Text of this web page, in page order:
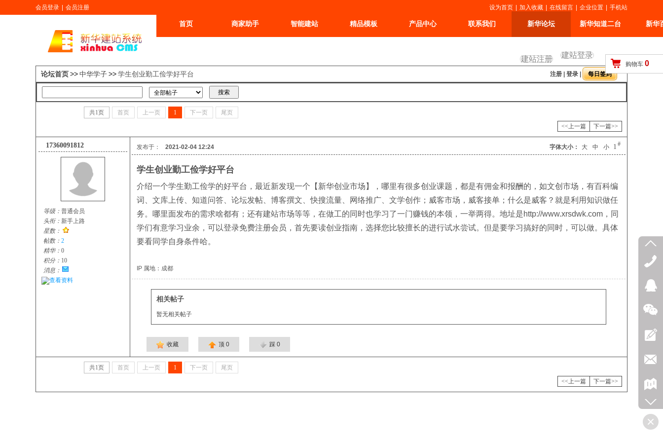
建站注册 建站登录
购物车 0
首页 商家助手 智能建站 精品模板 产品中心 联系我们 新华论坛 新华知道二台 新华
会员登录 会员注册 设为首页 加入收藏 在线留言 企业位置 手机站
论坛首页>>中华学子>>学生创业勤工俭学好平台 注册 登录
共1页 首页 上一页 1 下一页
尾页
<<上一篇
下一篇>>
17360091812
等级： 普通会员
头衔： 新手上路
星数：
帖数： 2
精华： 0
积分： 10
消息：
查看资料
发布于： 2021-02-04 12:24 字体大小： 大 中 小 1 #
学生创业勤工俭学好平台
介绍一个学生勤工俭学的好平台，最近新发现一个【新华创业市场】，哪里有很多创业课题，都是有佣金和报酬的，如文创市场，有百科编
词、文库上传、知道问答、论坛发帖、博客撰文、快搜流量、网络推广、文学创作；威客市场，威客接单；什么是威客？就是利用知识做任
务。哪里面发布的需求啥都有；还有建站市场等等，在做工的同时也学习了一门赚钱的本领，一举两得。地址是http://www.xrsdwk.com，同
学们有意学习业余，可以登录免费注册会员，首先要读创业指南，选择您比较擅长的进行试水尝试。但是要学习搞好的同时，可以做。具体
要看同学自身条件哈。
IP 属地：成都
相关帖子
暂无相关帖子
收藏 顶 0 踩 0
共1页 首页 上一页 1 下一页
尾页
<<上一篇
下一篇>>